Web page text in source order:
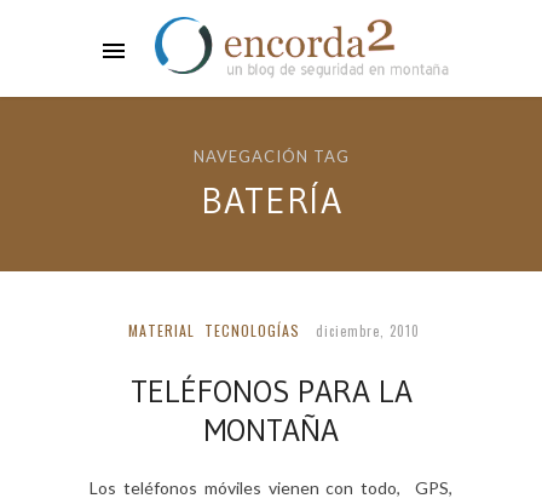
NAVEGACIÓN TAG
BATERÍA
MATERIAL TECNOLOGÍAS diciembre, 2010
TELÉFONOS PARA LA
MONTAÑA
Los teléfonos móviles vienen con todo, GPS,